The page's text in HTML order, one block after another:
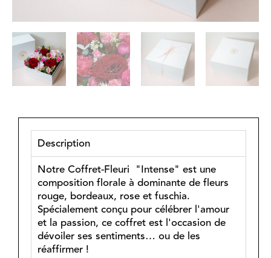
Description
Notre Coffret-Fleuri "Intense" est une
composition florale à dominante de fleurs
rouge, bordeaux, rose et fuschia.
Spécialement conçu pour célébrer l'amour
et la passion, ce coffret est l'occasion de
dévoiler ses sentiments… ou de les
réaffirmer !